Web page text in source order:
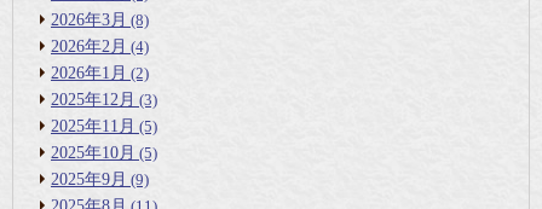
2026年3月 (8)
2026年2月 (4)
2026年1月 (2)
2025年12月 (3)
2025年11月 (5)
2025年10月 (5)
2025年9月 (9)